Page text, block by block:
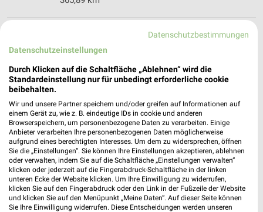
Hauptstraße 50
Heute 09:00 - 18:30 Uhr | Geschlossen
398,37 km
Rofu Kinderland Fürth
Waldstraße 99
90763 Fürth
Heute 09:30 - 20:00 Uhr | Geschlossen
379,34 km • Angebote: 2 Prospekte
Datenschutzbestimmungen
Datenschutzeinstellungen
Durch Klicken auf die Schaltfläche „Ablehnen“ wird die
Standardeinstellung nur für unbedingt erforderliche cookie
beibehalten.
Wir und unsere Partner speichern und/oder greifen auf Informationen auf
einem Gerät zu, wie z. B. eindeutige IDs in cookie und anderen
Browserspeichern, um personenbezogene Daten zu verarbeiten. Einige
Anbieter verarbeiten Ihre personenbezogenen Daten möglicherweise
aufgrund eines berechtigten Interesses. Um dem zu widersprechen, öffnen
Sie die „Einstellungen“. Sie können Ihre Einstellungen akzeptieren, ablehnen
oder verwalten, indem Sie auf die Schaltfläche „Einstellungen verwalten“
klicken oder jederzeit auf die Fingerabdruck-Schaltfläche in der linken
unteren Ecke der Website klicken. Um Ihre Einwilligung zu widerrufen,
klicken Sie auf den Fingerabdruck oder den Link in der Fußzeile der Website
und klicken Sie auf den Menüpunkt „Meine Daten“. Auf dieser Seite können
Sie Ihre Einwilligung widerrufen. Diese Entscheidungen werden unseren